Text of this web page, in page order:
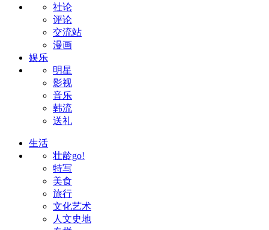
社论
评论
交流站
漫画
娱乐
明星
影视
音乐
韩流
送礼
生活
壮龄go!
特写
美食
旅行
文化艺术
人文史地